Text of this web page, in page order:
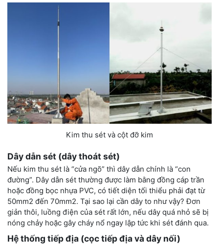
Kim thu sét và cột đỡ kim
Dây dẫn sét (dây thoát sét)
Nếu kim thu sét là “cửa ngõ” thì dây dẫn chính là “con
đường”. Dây dẫn sét thường được làm bằng đồng cáp trần
hoặc đồng bọc nhựa PVC, có tiết diện tối thiểu phải đạt từ
50mm2 đến 70mm2. Tại sao lại cần dây to như vậy? Đơn
giản thôi, luồng điện của sét rất lớn, nếu dây quá nhỏ sẽ bị
nóng chảy hoặc gây cháy nổ ngay lập tức khi sét đánh qua.
Hệ thống tiếp địa (cọc tiếp địa và dây nối)